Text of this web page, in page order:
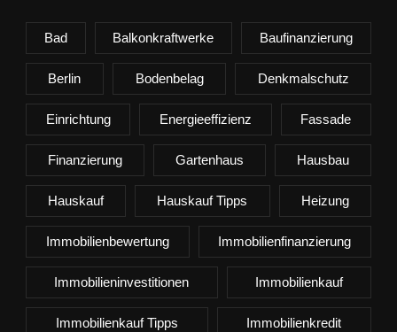
Bad Balkonkraftwerke Baufinanzierung
Berlin Bodenbelag Denkmalschutz
Einrichtung Energieeffizienz Fassade
Finanzierung Gartenhaus Hausbau
Hauskauf Hauskauf Tipps Heizung
Immobilienbewertung Immobilienfinanzierung
Immobilieninvestitionen Immobilienkauf
Immobilienkauf Tipps Immobilienkredit